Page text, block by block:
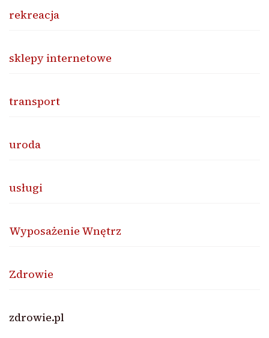
rekreacja
sklepy internetowe
transport
uroda
usługi
Wyposażenie Wnętrz
Zdrowie
zdrowie.pl